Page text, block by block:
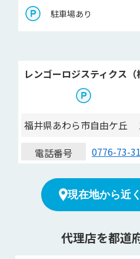
駐車場あり
レンゴーロジスティクス（
福井県あわら市自由ケ丘
電話番号
0776-73-
現在地から近
代理店を都道